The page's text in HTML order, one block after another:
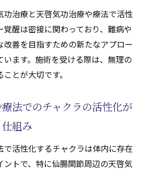
功治療と天啓気功治療や療法で活性
醒は密接に関わっており、難病や
善を目指すための新たなアプロー
います。施術を受ける際は、無理の
とが大切です。
法でのチャクラの活性化が
組み
で活性化するチャクラは体内に存在
ントで、特に仙腸関節周辺の天啓気